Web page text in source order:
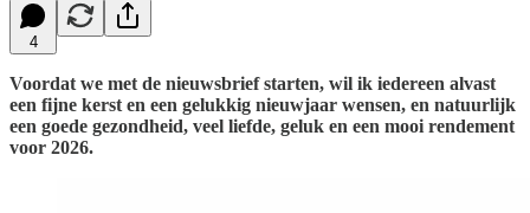
4
Voordat we met de nieuwsbrief starten, wil ik iedereen alvast
een fijne kerst en een gelukkig nieuwjaar wensen, en natuurlijk
een goede gezondheid, veel liefde, geluk en een mooi rendement
voor 2026.